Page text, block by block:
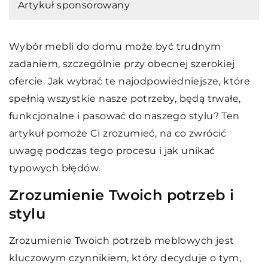
Artykuł sponsorowany
Wybór mebli do domu może być trudnym
zadaniem, szczególnie przy obecnej szerokiej
ofercie. Jak wybrać te najodpowiedniejsze, które
spełnią wszystkie nasze potrzeby, będą trwałe,
funkcjonalne i pasować do naszego stylu? Ten
artykuł pomoże Ci zrozumieć, na co zwrócić
uwagę podczas tego procesu i jak unikać
typowych błędów.
Zrozumienie Twoich potrzeb i
stylu
Zrozumienie Twoich potrzeb meblowych jest
kluczowym czynnikiem, który decyduje o tym,